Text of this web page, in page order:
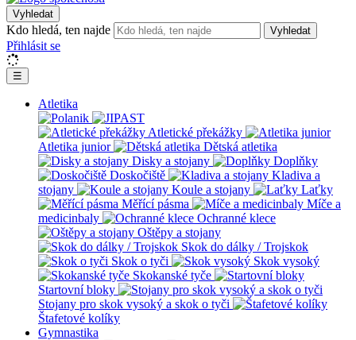
Vyhledat
Kdo hledá, ten najde Vyhledat
Přihlásit se
☰
Atletika
Atletické překážky
Atletika junior
Dětská atletika
Disky a stojany
Doplňky
Doskočiště
Kladiva a
stojany
Koule a stojany
Laťky
Měřící pásma
Míče a
medicinbaly
Ochranné klece
Oštěpy a stojany
Skok do dálky / Trojskok
Skok o tyči
Skok vysoký
Skokanské tyče
Startovní bloky
Stojany pro skok vysoký a skok o tyči
Štafetové kolíky
Gymnastika